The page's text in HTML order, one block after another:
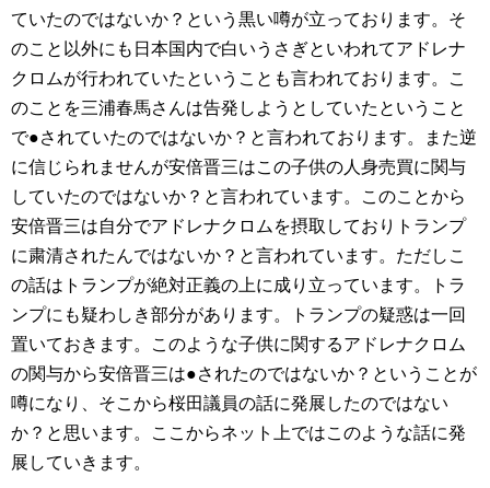
ていたのではないか？という黒い噂が立っております。そ
のこと以外にも日本国内で白いうさぎといわれてアドレナ
クロムが行われていたということも言われております。こ
のことを三浦春馬さんは告発しようとしていたということ
で●されていたのではないか？と言われております。また逆
に信じられませんが安倍晋三はこの子供の人身売買に関与
していたのではないか？と言われています。このことから
安倍晋三は自分でアドレナクロムを摂取しておりトランプ
に粛清されたんではないか？と言われています。ただしこ
の話はトランプが絶対正義の上に成り立っています。トラ
ンプにも疑わしき部分があります。トランプの疑惑は一回
置いておきます。このような子供に関するアドレナクロム
の関与から安倍晋三は●されたのではないか？ということが
噂になり、そこから桜田議員の話に発展したのではない
か？と思います。ここからネット上ではこのような話に発
展していきます。